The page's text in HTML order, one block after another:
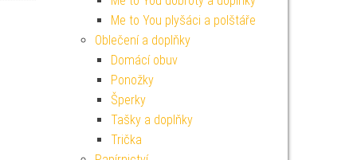
Me to You plyšáci a polštáře
Oblečení a doplňky
Domácí obuv
Ponožky
Šperky
Tašky a doplňky
Trička